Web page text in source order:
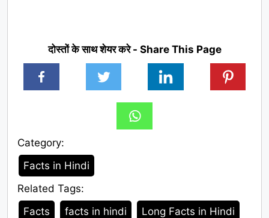
दोस्तों के साथ शेयर करे - Share This Page
Category:
Category
Facts in Hindi
Related Tags:
Tags
Facts facts in hindi Long Facts in Hindi